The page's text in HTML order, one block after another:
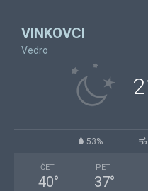
VINKOVCI
Vedro
53%
ČET
40°
PET
37°